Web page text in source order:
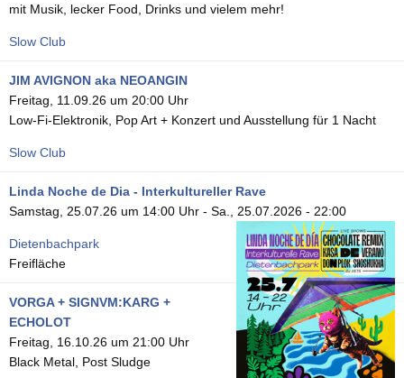
mit Musik, lecker Food, Drinks und vielem mehr!
Slow Club
JIM AVIGNON aka NEOANGIN
Freitag, 11.09.26 um 20:00 Uhr
Low-Fi-Elektronik, Pop Art + Konzert und Ausstellung für 1 Nacht
Slow Club
Linda Noche de Dia - Interkultureller Rave
Samstag, 25.07.26 um 14:00 Uhr - Sa., 25.07.2026 - 22:00
Dietenbachpark
Freifläche
VORGA + SIGNVM:KARG +
ECHOLOT
Freitag, 16.10.26 um 21:00 Uhr
Black Metal, Post Sludge